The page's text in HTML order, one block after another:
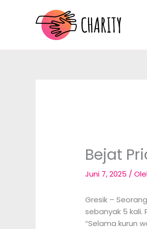
Bejat
Juni 7, 2025 /
Gresik –
sebanyak 5
“Selama kurun